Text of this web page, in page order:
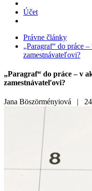
Účet
Právne články
„Paragraf“ do práce
zamestnávateľovi?
„Paragraf“ do práce – v
zamestnávateľovi?
Jana Böszörményiová |